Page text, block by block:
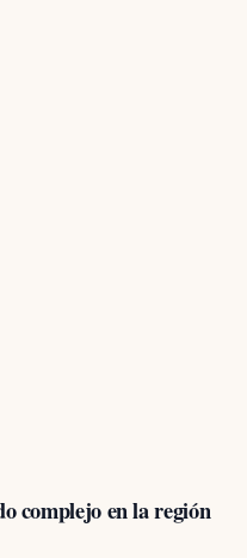
complejo en la región